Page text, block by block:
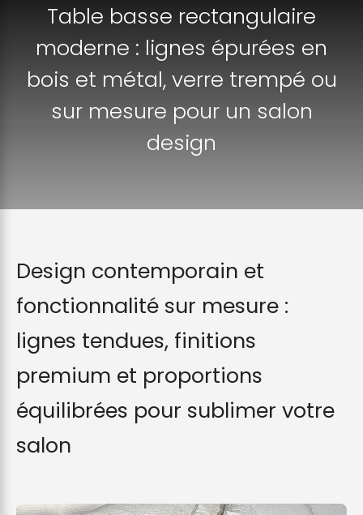
Table basse rectangulaire
moderne : lignes épurées en
bois et métal, verre trempé ou
sur mesure pour un salon
design
Design contemporain et
fonctionnalité sur mesure :
lignes tendues, finitions
premium et proportions
équilibrées pour sublimer votre
salon